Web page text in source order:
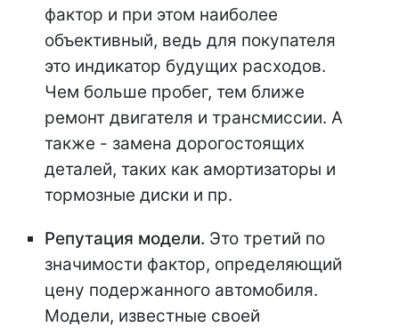
фактор и при этом наиболее
объективный, ведь для покупателя
это индикатор будущих расходов.
Чем больше пробег, тем ближе
ремонт двигателя и трансмиссии. А
также - замена дорогостоящих
деталей, таких как амортизаторы и
тормозные диски и пр.
Репутация модели. Это третий по
значимости фактор, определяющий
цену подержанного автомобиля.
Модели, известные своей